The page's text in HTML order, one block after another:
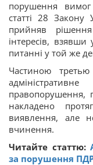
порушення
статті 28 Закону
прийняв
інтересів,
питанні у той же
Частиною третью
правопорушення,
накладено
виявлення, але
вчинення.
Читайте статтю:
за порушення